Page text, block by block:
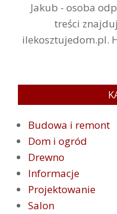
Jakub - osoba
treści
ilekosztujedom.pl.
Budowa i remont
Dom i ogród
Drewno
Informacje
Projektowanie
Salon